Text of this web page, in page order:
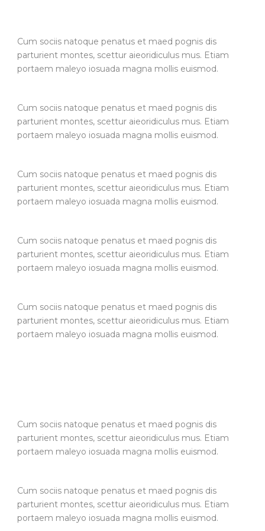
Cum sociis natoque penatus et maed pognis dis
parturient montes, scettur aieoridiculus mus. Etiam
portaem maleyo iosuada magna mollis euismod.
Cum sociis natoque penatus et maed pognis dis
parturient montes, scettur aieoridiculus mus. Etiam
portaem maleyo iosuada magna mollis euismod.
Cum sociis natoque penatus et maed pognis dis
parturient montes, scettur aieoridiculus mus. Etiam
portaem maleyo iosuada magna mollis euismod.
Cum sociis natoque penatus et maed pognis dis
parturient montes, scettur aieoridiculus mus. Etiam
portaem maleyo iosuada magna mollis euismod.
Cum sociis natoque penatus et maed pognis dis
parturient montes, scettur aieoridiculus mus. Etiam
portaem maleyo iosuada magna mollis euismod.
Cum sociis natoque penatus et maed pognis dis
parturient montes, scettur aieoridiculus mus. Etiam
portaem maleyo iosuada magna mollis euismod.
Cum sociis natoque penatus et maed pognis dis
parturient montes, scettur aieoridiculus mus. Etiam
portaem maleyo iosuada magna mollis euismod.